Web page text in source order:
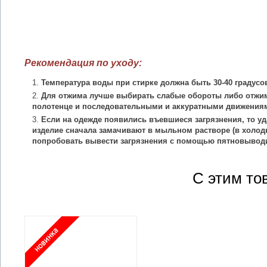
Рекомендация по уходу:
Температура воды при стирке должна быть 30-40
Для отжима лучше выбирать слабые обороты либо
полотенце и последовательными и аккуратными
Если на одежде появились въевшиеся загрязнения, то
изделие сначала замачивают в мыльном растворе (в
попробовать вывести загрязнения с помощью
С этим